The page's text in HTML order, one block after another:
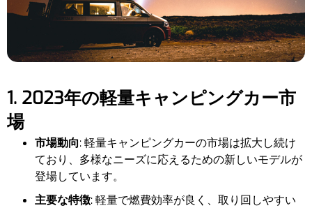
1. 2023年の軽量キャンピングカー市
場
市場動向: 軽量キャンピングカーの市場は拡大し続け
ており、多様なニーズに応えるための新しいモデルが
登場しています。
主要な特徴: 軽量で燃費効率が良く、取り回しやすい